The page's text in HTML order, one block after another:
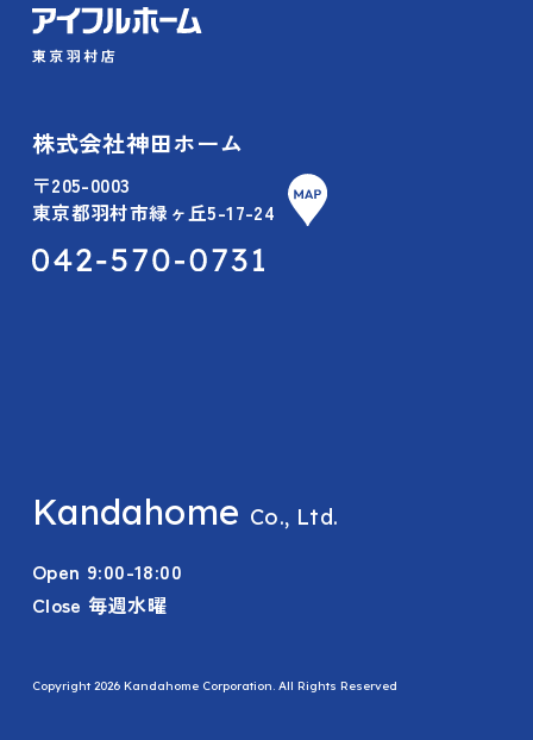
株式会社神田ホーム
〒205-0003
東京都羽村市緑ヶ丘5-17-24
Kandahome Co., Ltd.
Open 9:00-18:00
Close 毎週水曜
Copyright 2026 Kandahome Corporation. All Rights Reserved